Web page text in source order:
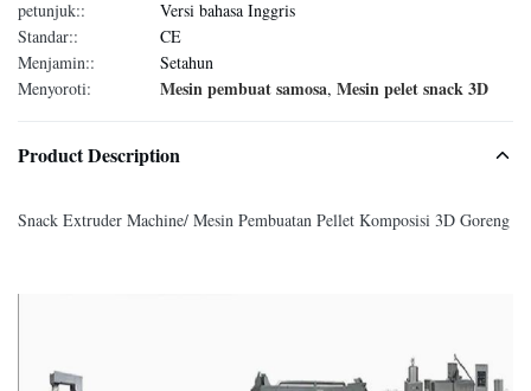
petunjuk::
Versi bahasa Inggris
Standar::
CE
Menjamin::
Setahun
Menyoroti:
Mesin pembuat samosa, Mesin pelet snack 3D
Product Description
Snack Extruder Machine/ Mesin Pembuatan Pellet Komposisi 3D Goreng